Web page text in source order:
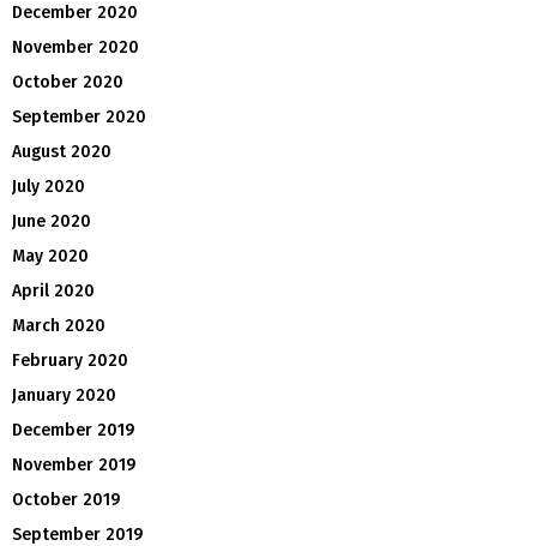
December 2020
November 2020
October 2020
September 2020
August 2020
July 2020
June 2020
May 2020
April 2020
March 2020
February 2020
January 2020
December 2019
November 2019
October 2019
September 2019